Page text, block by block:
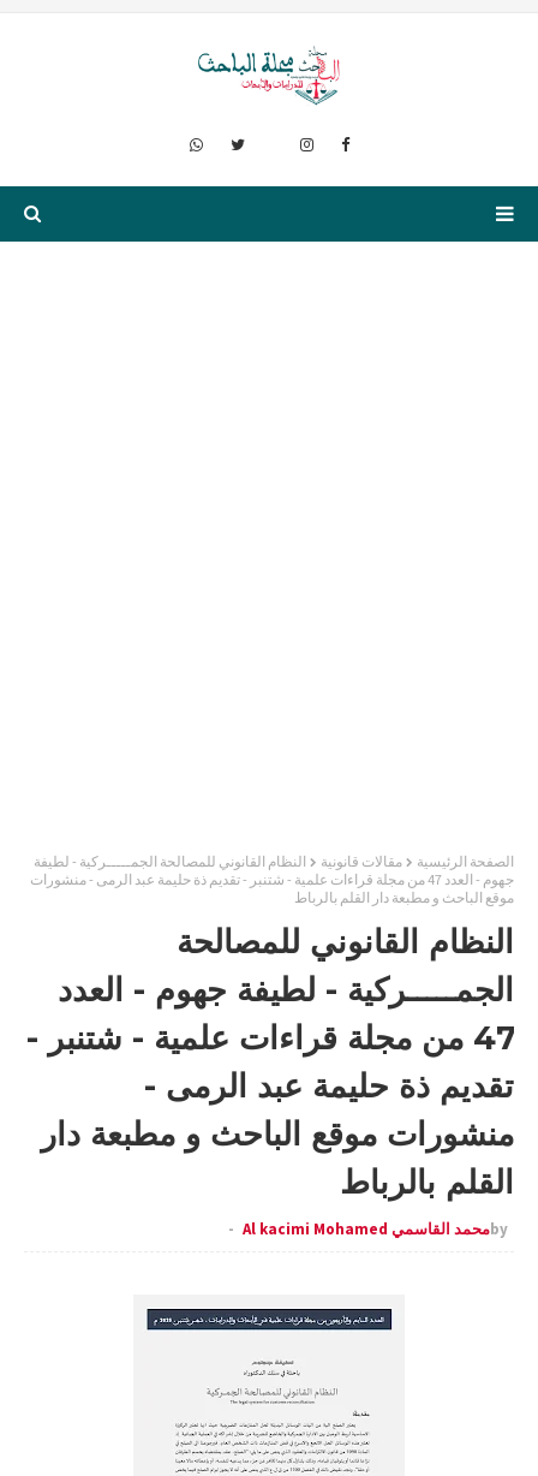
الصفحة الرئيسية مقالات قانونية
النظام القانوني للمصالحة الجمـــــركية - لطيفة
جهوم - العدد 47 من مجلة قراءات علمية - شتنبر - تقديم ذة حليمة عبد الرمى - منشورات
موقع الباحث و مطبعة دار القلم بالرباط
النظام القانوني للمصالحة
الجمـــــركية - لطيفة جهوم - العدد
47 من مجلة قراءات علمية - شتنبر -
تقديم ذة حليمة عبد الرمى -
منشورات موقع الباحث و مطبعة دار
القلم بالرباط
byمحمد القاسمي Al kacimi Mohamed